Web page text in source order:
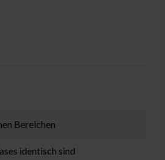
Bereichen
identisch sind